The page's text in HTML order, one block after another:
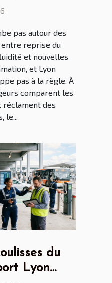
pas autour des
reprise du
et nouvelles
et Lyon
pas à la règle. À
comparent les
réclament des
le...
du
Lyon